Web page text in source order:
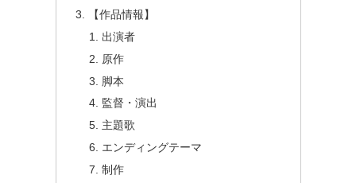
【作品情報】
出演者
原作
脚本
監督・演出
主題歌
エンディングテーマ
制作